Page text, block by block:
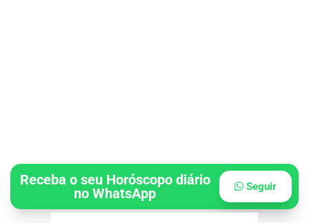
Receba o seu Horóscopo diário
no WhatsApp
Seguir